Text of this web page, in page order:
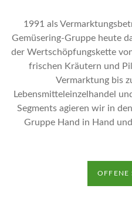
1991 als
Gemüsering-Gruppe heute
der Wertschöpfungskette
frischen Kräutern und
Vermarktung bis
Lebensmitteleinzelhandel
Segments agieren wir in
Gruppe Hand in Hand
OFFENE